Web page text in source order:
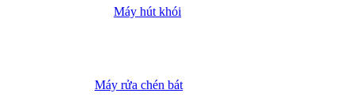
Máy hút khói
Máy rửa chén bát